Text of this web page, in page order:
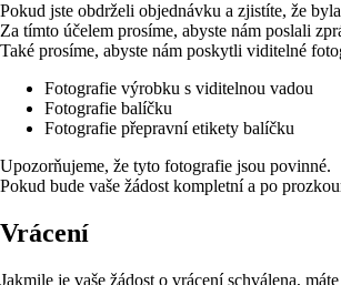
Pokud jste obdrželi objednávku a zjistíte, že
Za tímto účelem prosíme, abyste nám poslali
Také prosíme, abyste nám poskytli viditelné
Fotografie výrobku s viditelnou vadou
Fotografie balíčku
Fotografie přepravní etikety balíčku
Upozorňujeme, že tyto fotografie jsou povinné.
Pokud bude vaše žádost kompletní a po
Vrácení
Jakmile je vaše žádost o vrácení schválena,